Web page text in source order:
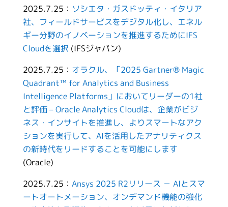
2025.7.25： ソシエタ・ガスドッティ・イタリア
社、フィールドサービスをデジタル化し、エネル
ギー分野のイノベーションを推進するためにIFS
Cloudを選択 (IFSジャパン)
2025.7.25： オラクル、「2025 Gartner® Magic
Quadrant™ for Analytics and Business
Intelligence Platforms」においてリーダーの1社
と評価 – Oracle Analytics Cloudは、企業がビジ
ネス・インサイトを推進し、よりスマートなアク
ションを実行して、AIを活用したアナリティクス
の新時代をリードすることを可能にします
(Oracle)
2025.7.25： Ansys 2025 R2リリース － AIとスマ
ートオートメーション、オンデマンド機能の強化